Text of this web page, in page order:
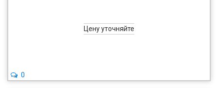
Цену уточняйте
0